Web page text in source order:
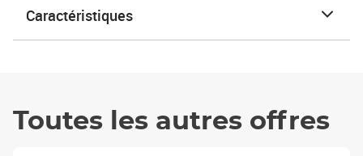
Caractéristiques
Toutes les autres offres